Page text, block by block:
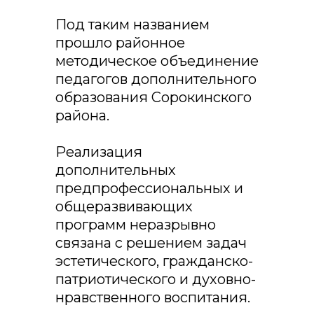
Под таким названием
прошло районное
методическое объединение
педагогов дополнительного
образования Сорокинского
района.
Реализация
дополнительных
предпрофессиональных и
общеразвивающих
программ неразрывно
связана с решением задач
эстетического, гражданско-
патриотического и духовно-
нравственного воспитания.